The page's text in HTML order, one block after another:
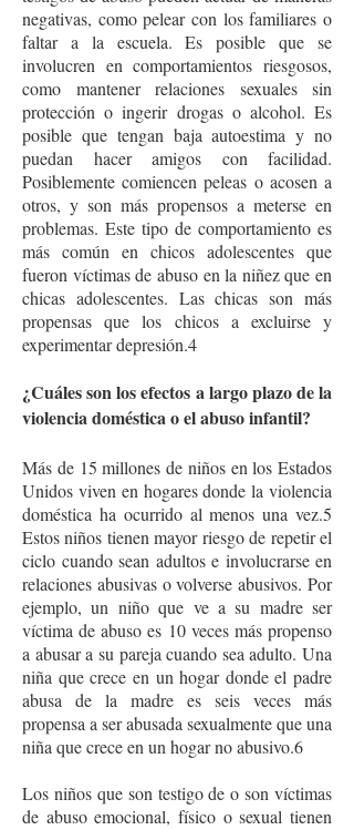
negativas, como pelear con los familiares o
faltar a la escuela. Es posible que se
involucren en comportamientos riesgosos,
como mantener relaciones sexuales sin
protección o ingerir drogas o alcohol. Es
posible que tengan baja autoestima y no
puedan hacer amigos con facilidad.
Posiblemente comiencen peleas o acosen a
otros, y son más propensos a meterse en
problemas. Este tipo de comportamiento es
más común en chicos adolescentes que
fueron víctimas de abuso en la niñez que en
chicas adolescentes. Las chicas son más
propensas que los chicos a excluirse y
experimentar depresión.4
¿Cuáles son los efectos a largo plazo de la
violencia doméstica o el abuso infantil?
Más de 15 millones de niños en los Estados
Unidos viven en hogares donde la violencia
doméstica ha ocurrido al menos una vez.5
Estos niños tienen mayor riesgo de repetir el
ciclo cuando sean adultos e involucrarse en
relaciones abusivas o volverse abusivos. Por
ejemplo, un niño que ve a su madre ser
víctima de abuso es 10 veces más propenso
a abusar a su pareja cuando sea adulto. Una
niña que crece en un hogar donde el padre
abusa de la madre es seis veces más
propensa a ser abusada sexualmente que una
niña que crece en un hogar no abusivo.6
Los niños que son testigo de o son víctimas
de abuso emocional, físico o sexual tienen